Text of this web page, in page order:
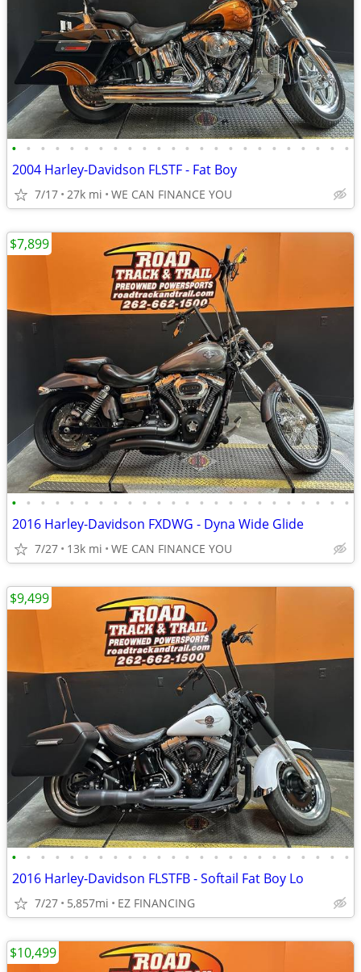
• • • • • • • • • • • • • • • • • • • • • • • •
2004 Harley-Davidson FLSTF - Fat Boy
7/17 27k mi WE CAN FINANCE YOU
• • • • • • • • • • • • • • • • • • • • • • • •
2016 Harley-Davidson FXDWG - Dyna Wide Glide
7/27 13k mi WE CAN FINANCE YOU
$7,899
• • • • • • • • • • • • • • • • • • • • • • • •
2016 Harley-Davidson FLSTFB - Softail Fat Boy Lo
7/27 5,857mi EZ FINANCING
$9,499
$10,499